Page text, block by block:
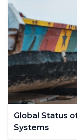
Global Status
Systems